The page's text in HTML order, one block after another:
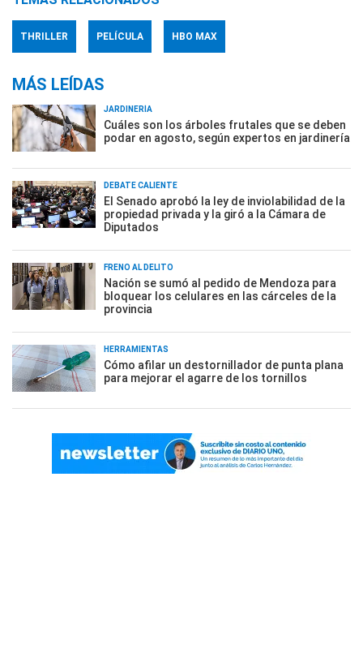
THRILLER PELÍCULA HBO MAX
MÁS LEÍDAS
JARDINERÍA
Cuáles son los árboles frutales que se deben
podar en agosto, según expertos en jardinería
DEBATE CALIENTE
El Senado aprobó la ley de inviolabilidad de la
propiedad privada y la giró a la Cámara de
Diputados
FRENO AL DELITO
Nación se sumó al pedido de Mendoza para
bloquear los celulares en las cárceles de la
provincia
HERRAMIENTAS
Cómo afilar un destornillador de punta plana
para mejorar el agarre de los tornillos